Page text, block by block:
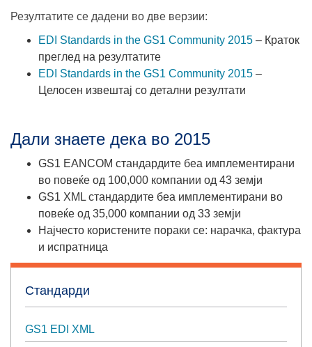
Резултатите се дадени во две верзии:
EDI Standards in the GS1 Community 2015 – Краток
преглед на резултатите
EDI Standards in the GS1 Community 2015 –
Целосен извештај со детални резултати
Дали знаете дека во 2015
GS1 EANCOM стандардите беа имплементирани
во повеќе од 100,000 компании од 43 земји
GS1 XML стандардите беа имплементирани во
повеќе од 35,000 компании од 33 земји
Најчесто користените пораки се: нарачка, фактура
и испратница
Стандарди
GS1 EDI XML